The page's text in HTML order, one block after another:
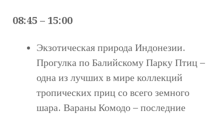
08:45 – 15:00
Экзотическая природа Индонезии.
Прогулка по Балийскому Парку Птиц –
одна из лучших в мире коллекций
тропических приц со всего земного
шара. Вараны Комодо – последние